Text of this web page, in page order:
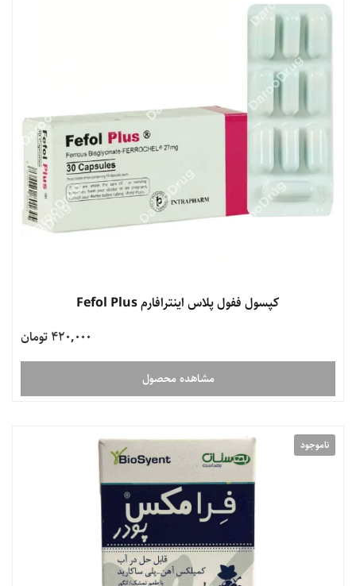
کپسول ففول پلاس اینترافارم Fefol Plus
420,000 تومان
مشاهده محصول
ناموجود